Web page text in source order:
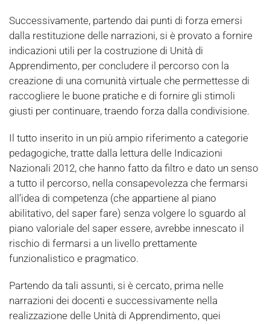
Successivamente, partendo dai punti di forza emersi
dalla restituzione delle narrazioni, si è provato a fornire
indicazioni utili per la costruzione di Unità di
Apprendimento, per concludere il percorso con la
creazione di una comunità virtuale che permettesse di
raccogliere le buone pratiche e di fornire gli stimoli
giusti per continuare, traendo forza dalla condivisione.
Il tutto inserito in un più ampio riferimento a categorie
pedagogiche, tratte dalla lettura delle Indicazioni
Nazionali 2012, che hanno fatto da filtro e dato un senso
a tutto il percorso, nella consapevolezza che fermarsi
all’idea di competenza (che appartiene al piano
abilitativo, del saper fare) senza volgere lo sguardo al
piano valoriale del saper essere, avrebbe innescato il
rischio di fermarsi a un livello prettamente
funzionalistico e pragmatico.
Partendo da tali assunti, si è cercato, prima nelle
narrazioni dei docenti e successivamente nella
realizzazione delle Unità di Apprendimento, quei